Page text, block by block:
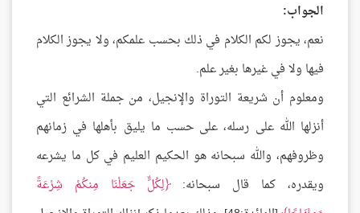
الجواب:
نعم، يجوز لكم الكلام في ذلك بحسب علمكم، ولا يجوز الكلام
فيها ولا في غيرها بغير علم.
ومعلوم أن شريعة التوراة والإنجيل، من جملة الشرائع التي
أنزلها الله على رسله، على حسب ما يليق بأهلها في زمانهم
وظروفهم، والله سبحانه هو الحكيم العليم في كل ما يشرعه
ويقدره، كما قال سبحانه: لِكُلٍّ جَعَلْنَا مِنكُمْ شِرْعَةً